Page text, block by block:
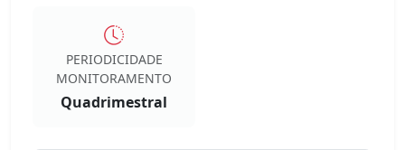
PERIODICIDADE
MONITORAMENTO
Quadrimestral